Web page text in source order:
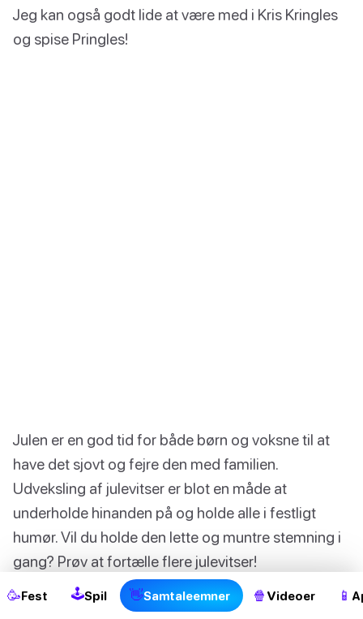
Jeg kan også godt lide at være med i Kris Kringles
og spise Pringles!
Julen er en god tid for både børn og voksne til at
have det sjovt og fejre den med familien.
Udveksling af julevitser er blot en måde at
underholde hinanden på og holde alle i festligt
humør. Vil du holde den lette og muntre stemning i
gang? Prøv at fortælle flere julevitser!
👉 Tag et kig på disseJule vittigheder
🥳Fest 🕹Spil 👋Samtaleemner 🍿 Videoer 📱